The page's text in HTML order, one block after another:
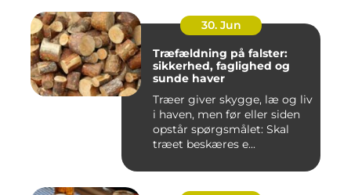
30. Jun
Træfældning på falster:
sikkerhed, faglighed og
sunde haver
Træer giver skygge, læ og liv
i haven, men før eller siden
opstår spørgsmålet: Skal
træet beskæres e...